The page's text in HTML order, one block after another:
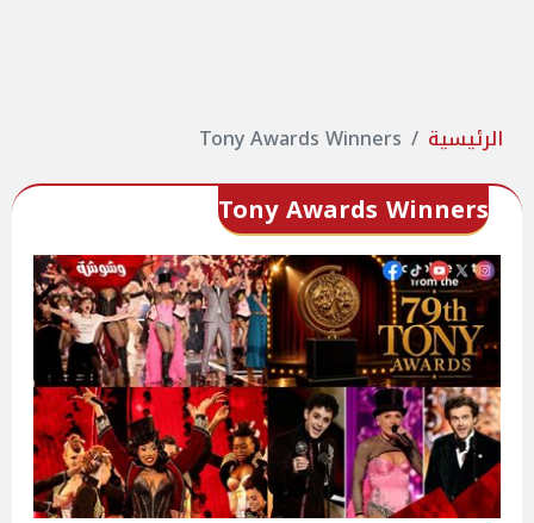
الرئيسية Tony Awards Winners
Tony Awards Winners